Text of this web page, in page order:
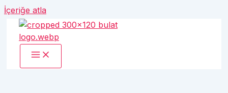
İçeriğe atla